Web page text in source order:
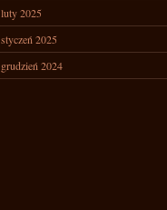
luty 2025
styczeń 2025
grudzień 2024